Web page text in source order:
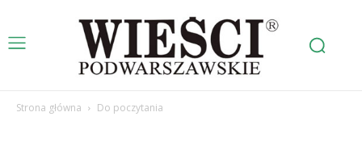
Strona główna Do poczytania